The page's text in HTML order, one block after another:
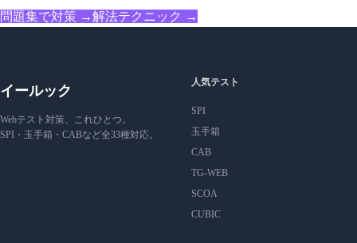
問題集で対策 →解法テクニック →
イールック
Webテスト対策、これひとつ。
SPI・玉手箱・CABなど全33種対応。
人気テスト
SPI
玉手箱
CAB
TG-WEB
SCOA
CUBIC